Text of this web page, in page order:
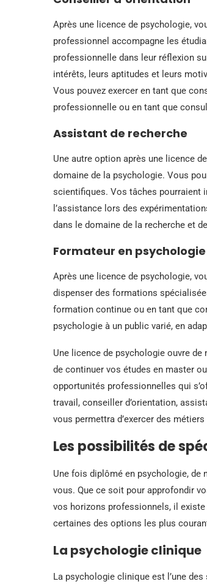
Après une licence de psychologie,
professionnel accompagne les
professionnelle dans leur réflexion
intérêts, leurs aptitudes et leurs
Vous pouvez exercer en tant que
professionnelle ou en tant que
Assistant de recherche
Une autre option après une licence
domaine de la psychologie. Vous
scientifiques. Vos tâches pourraient
l’assistance lors des
dans le domaine de la recherche et
Formateur en psychologie
Après une licence de psychologie,
dispenser des formations
formation continue ou en tant que
psychologie à un public varié, en
Une licence de psychologie ouvre
de continuer vos études en master
opportunités professionnelles qui
travail, conseiller d’orientation,
vous permettra d’exercer des
Les possibilités de
Une fois diplômé en psychologie, de
vous. Que ce soit pour approfondir
vos horizons professionnels, il
certaines des options les plus
La psychologie clinique
La psychologie clinique est l’une